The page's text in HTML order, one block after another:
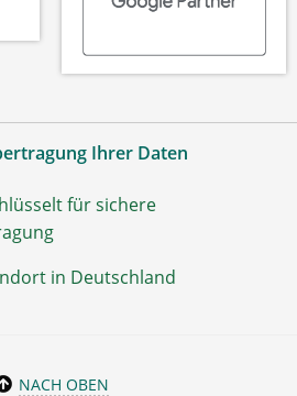
Ihrer Daten
für sichere
in Deutschland
NACH OBEN